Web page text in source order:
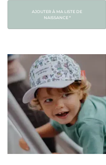
AJOUTER À MA LISTE DE
NAISSANCE*